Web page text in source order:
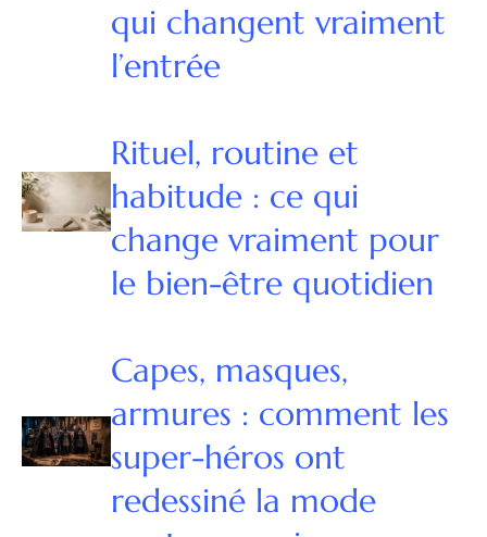
qui changent vraiment
l’entrée
Rituel, routine et
habitude : ce qui
change vraiment pour
le bien-être quotidien
Capes, masques,
armures : comment les
super-héros ont
redessiné la mode